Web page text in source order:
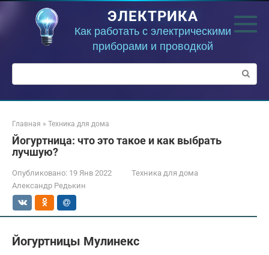
ЭЛЕКТРИКА
Как работать с электрическими
приборами и проводкой
Поиск:
Главная » Техника для дома
Йогуртница: что это такое и как выбрать
лучшую?
Опубликовано: 19 Янв 2022
Техника для дома
Александр Редькин
Йогуртницы Мулинекс